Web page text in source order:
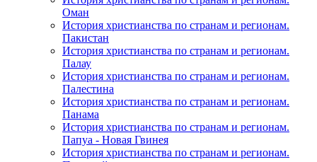
Оман
История христианства по странам и регионам.
Пакистан
История христианства по странам и регионам.
Палау
История христианства по странам и регионам.
Палестина
История христианства по странам и регионам.
Панама
История христианства по странам и регионам.
Папуа - Новая Гвинея
История христианства по странам и регионам.